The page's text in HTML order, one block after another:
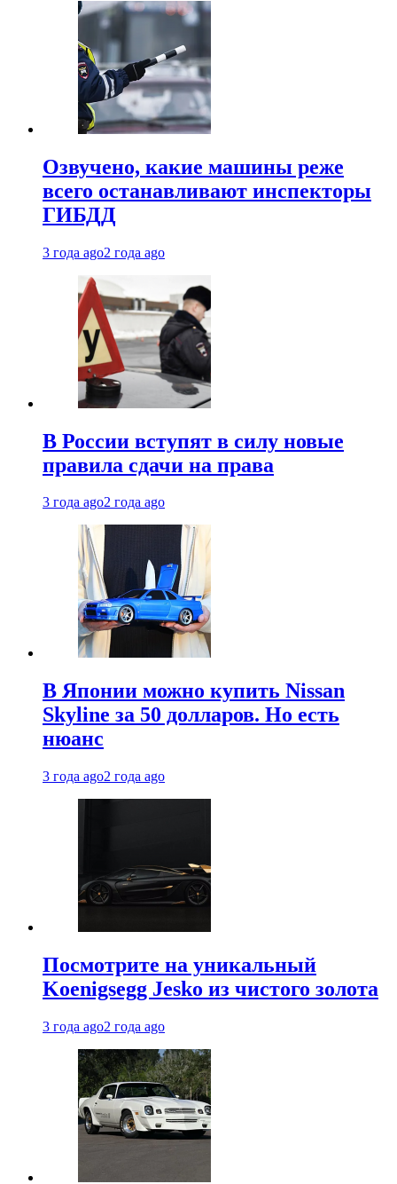
Озвучено, какие машины реже
всего останавливают инспекторы
ГИБДД
3 года ago2 года ago
В России вступят в силу новые
правила сдачи на права
3 года ago2 года ago
В Японии можно купить Nissan
Skyline за 50 долларов. Но есть
нюанс
3 года ago2 года ago
Посмотрите на уникальный
Koenigsegg Jesko из чистого золота
3 года ago2 года ago